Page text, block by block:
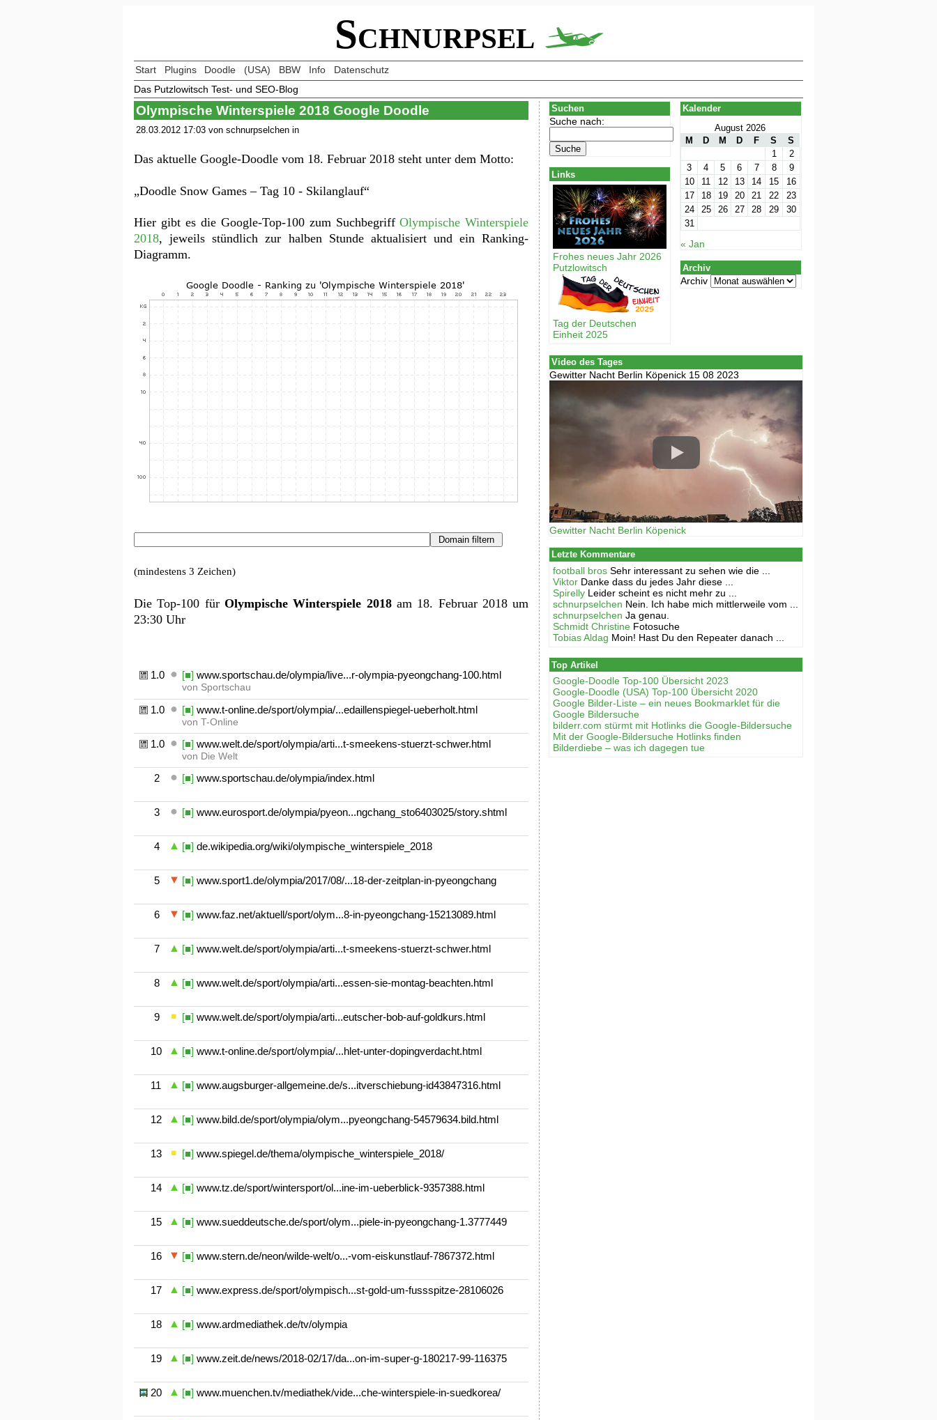
Schnurpsel
Start Plugins Doodle (USA) BBW Info
Datenschutz
Das Putzlowitsch Test- und SEO-Blog
Olympische Winterspiele 2018 Google Doodle
28.03.2012 17:03 von schnurpselchen in
Das aktuelle Google-Doodle vom 18. Februar 2018 steht unter dem Motto:
„Doodle Snow Games – Tag 10 - Skilanglauf“
Hier gibt es die Google-Top-100 zum SuchbegriffOlympische Winterspiele
2018, jeweils stündlich zur halben Stunde aktualisiert und ein Ranking-
Diagramm.
(mindestens 3 Zeichen)
Die Top-100 fürOlympische Winterspiele 2018am 18. Februar 2018 um
23:30 Uhr
1.01 [■] www.sportschau.de/olympia/live...r-olympia-pyeongchang-100.html
von Sportschau
1.02 [■] www.t-online.de/sport/olympia/...edaillenspiegel-ueberholt.html
von T-Online
1.03 [■] www.welt.de/sport/olympia/arti...t-smeekens-stuerzt-schwer.html
von Die Welt
2 [■] www.sportschau.de/olympia/index.html
3 [■] www.eurosport.de/olympia/pyeon...ngchang_sto6403025/story.shtml
4 [■] de.wikipedia.org/wiki/olympische_winterspiele_2018
5 [■] www.sport1.de/olympia/2017/08/...18-der-zeitplan-in-pyeongchang
6 [■] www.faz.net/aktuell/sport/olym...8-in-pyeongchang-15213089.html
7 [■] www.welt.de/sport/olympia/arti...t-smeekens-stuerzt-schwer.html
8 [■] www.welt.de/sport/olympia/arti...essen-sie-montag-beachten.html
9 [■] www.welt.de/sport/olympia/arti...eutscher-bob-auf-goldkurs.html
10 [■] www.t-online.de/sport/olympia/...hlet-unter-dopingverdacht.html
11 [■] www.augsburger-allgemeine.de/s...itverschiebung-id43847316.html
12 [■] www.bild.de/sport/olympia/olym...pyeongchang-54579634.bild.html
13 [■] www.spiegel.de/thema/olympische_winterspiele_2018/
14 [■] www.tz.de/sport/wintersport/ol...ine-im-ueberblick-9357388.html
15 [■] www.sueddeutsche.de/sport/olym...piele-in-pyeongchang-1.3777449
16 [■] www.stern.de/neon/wilde-welt/o...-vom-eiskunstlauf-7867372.html
17 [■] www.express.de/sport/olympisch...st-gold-um-fussspitze-28106026
18 [■] www.ardmediathek.de/tv/olympia
19 [■] www.zeit.de/news/2018-02/17/da...on-im-super-g-180217-99-116375
20 [■] www.muenchen.tv/mediathek/vide...che-winterspiele-in-suedkorea/
Suchen
Suche nach:
Links
Frohes neues Jahr 2026
Putzlowitsch
Tag der Deutschen
Einheit 2025
Kalender
August 2026
M
D M D F S
S
1
2
3
4 5 6 7 8
9
10
11 12 13 14 15
16
17
18 19 20 21 22
23
24
25 26 27 28 29
30
31
« Jan
Archiv
Archiv
Video des Tages
Gewitter Nacht Berlin Köpenick 15 08 2023
Gewitter Nacht Berlin Köpenick
Letzte Kommentare
football bros Sehr interessant zu sehen wie die ...
Viktor Danke dass du jedes Jahr diese ...
Spirelly Leider scheint es nicht mehr zu ...
schnurpselchen Nein. Ich habe mich mittlerweile vom ...
schnurpselchen Ja genau.
Schmidt Christine Fotosuche
Tobias Aldag Moin! Hast Du den Repeater danach ...
Top Artikel
Google-Doodle Top-100 Übersicht 2023
Google-Doodle (USA) Top-100 Übersicht 2020
Google Bilder-Liste – ein neues Bookmarklet für die
Google Bildersuche
bilderr.соm stürmt mit Hotlinks die Google-Bildersuche
Mit der Google-Bildersuche Hotlinks finden
Bilderdiebe – was ich dagegen tue